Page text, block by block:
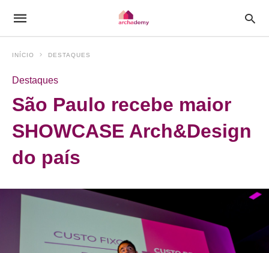
INÍCIO DESTAQUES
Destaques
São Paulo recebe maior
SHOWCASE Arch&Design
do país